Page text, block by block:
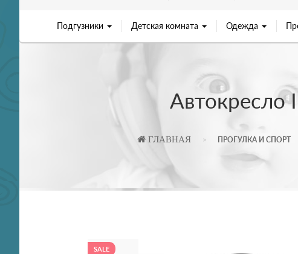
Подгузники Детская комната Одежда
Автокресло
ГЛАВНАЯ ПРОГУЛКА И СПОРТ
SALE